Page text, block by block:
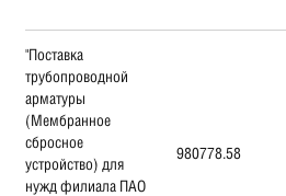
"Поставка
трубопроводной
арматуры
(Мембранное
сбросное
устройство) для
нужд филиала ПАО
980778.58